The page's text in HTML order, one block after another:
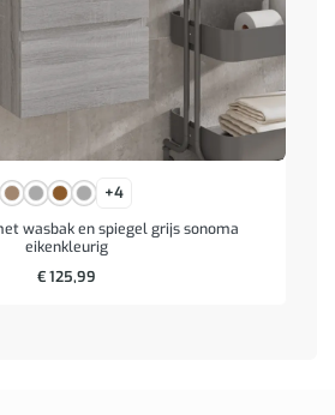
+4
wasbak en spiegel grijs sonoma
eikenkleurig
€125,99